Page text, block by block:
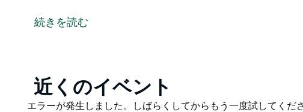
適で広々としたマウンテンハウスです。完全に自己完結型の
あり、家族でのリラックスした休暇に最適です。
このリトリートには 12 名様が宿泊でき、上の階にはクイー
ドが 1 台と二段ベッドが 2 台あります。
続きを読む
Product
List
近くのイベント
Product
エラーが発生しました。しばらくしてからもう一度試してくだ